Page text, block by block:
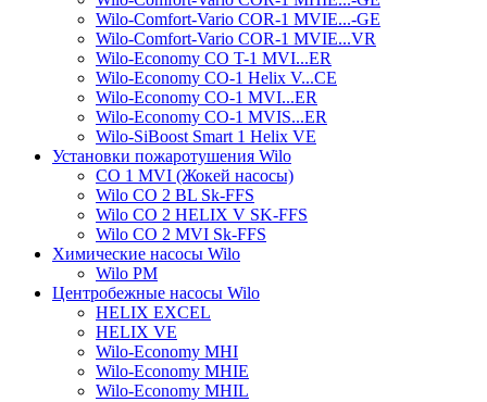
Wilo-Comfort-Vario COR-1 MVIE...-GE
Wilo-Comfort-Vario COR-1 MVIE...VR
Wilo-Economy CO T-1 MVI...ER
Wilo-Economy CO-1 Helix V...CE
Wilo-Economy CO-1 MVI...ER
Wilo-Economy CO-1 MVIS...ER
Wilo-SiBoost Smart 1 Helix VE
Установки пожаротушения Wilo
CO 1 MVI (Жокей насосы)
Wilo CO 2 BL Sk-FFS
Wilo CO 2 HELIX V SK-FFS
Wilo CO 2 MVI Sk-FFS
Химические насосы Wilo
Wilo PM
Центробежные насосы Wilo
HELIX EXCEL
HELIX VE
Wilo-Economy MHI
Wilo-Economy MHIE
Wilo-Economy MHIL